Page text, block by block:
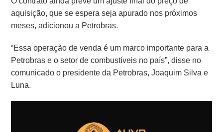
aquisição, que se espera seja apurado nos próximos
meses, adicionou a Petrobras.
“Essa operação de venda é um marco importante para a
Petrobras e o setor de combustíveis no país”, disse no
comunicado o presidente da Petrobras, Joaquim Silva e
Luna.